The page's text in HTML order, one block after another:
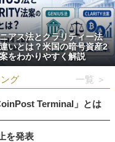
アス法とクラリティー法
いとは？米国の暗号資産2
をわかりやすく解説
グ 一覧 ＞
Terminal」とは
を発表